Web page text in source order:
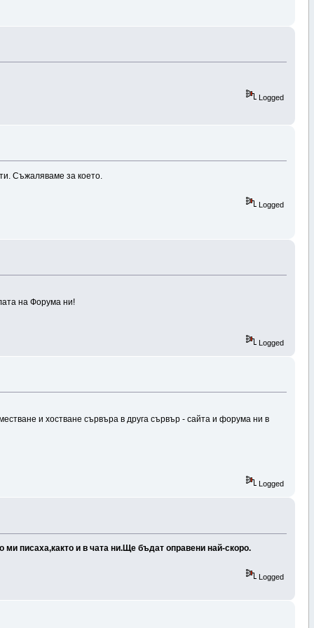
Logged
Съжаляваме за което.
Logged
на Форума ни!
Logged
и хостване сървъра в друга сървър - сайта и форума ни в
Logged
писаха,както и в чата ни.Ще бъдат оправени най-скоро.
Logged